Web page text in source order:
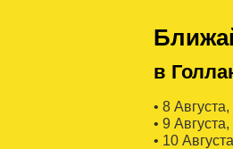
в
• 8
• 9
• 10